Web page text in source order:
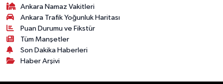
Ankara Namaz Vakitleri
Ankara Trafik Yoğunluk Haritası
Puan Durumu ve Fikstür
Tüm Manşetler
Son Dakika Haberleri
Haber Arşivi